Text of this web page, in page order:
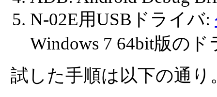
N-02E用USBドライバ:
Windows 7 64bit版のド
試した手順は以下の通り